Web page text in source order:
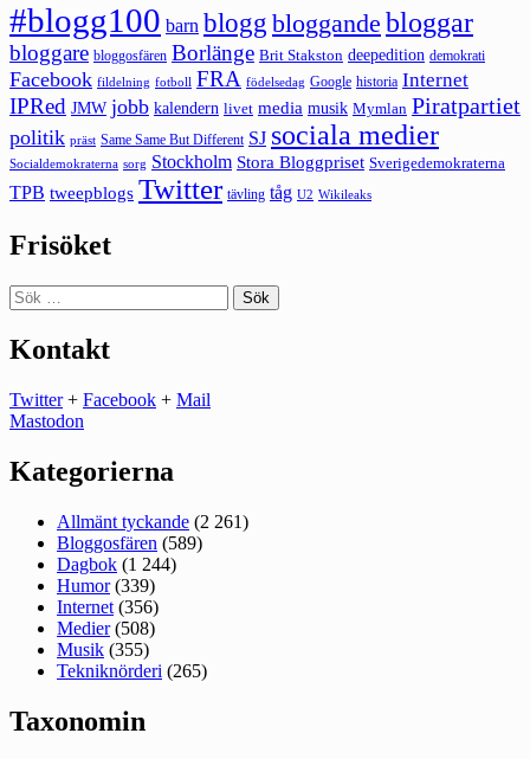
#blogg100 barn blogg bloggande bloggar
bloggare bloggosfären Borlänge Brit Stakston deepedition demokrati
Facebook fildelning fotboll FRA födelsedag Google historia Internet
IPRed JMW jobb kalendern livet media musik Mymlan Piratpartiet
politik präst Same Same But Different SJ sociala medier
Socialdemokraterna sorg Stockholm Stora Bloggpriset Sverigedemokraterna
TPB tweepblogs Twitter tävling tåg U2 Wikileaks
Frisöket
Sök
efter:
Kontakt
Twitter+ Facebook + Mail
Mastodon
Kategorierna
Allmänt tyckande (2 261)
Bloggosfären (589)
Dagbok (1 244)
Humor(339)
Internet (356)
Medier(508)
Musik (355)
Tekniknörderi (265)
Taxonomin